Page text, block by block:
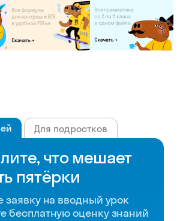
Для подростков
что мешает
пятёрки
заявку на вводный урок
бесплатную оценку знаний